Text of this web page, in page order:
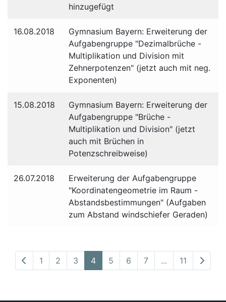
hinzugefügt
16.08.2018
Gymnasium Bayern: Erweiterung der
Aufgabengruppe "Dezimalbrüche -
Multiplikation und Division mit
Zehnerpotenzen" (jetzt auch mit neg.
Exponenten)
15.08.2018
Gymnasium Bayern: Erweiterung der
Aufgabengruppe "Brüche -
Multiplikation und Division" (jetzt
auch mit Brüchen in
Potenzschreibweise)
26.07.2018
Erweiterung der Aufgabengruppe
"Koordinatengeometrie im Raum -
Abstandsbestimmungen" (Aufgaben
zum Abstand windschiefer Geraden)
1 2 3 4 5 6 7 ... 11